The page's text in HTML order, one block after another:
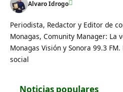
Alvaro Idrogo
Periodista, Redactor y Editor de
Monagas, Comunity Manager: La
Monagas Visión y Sonora 99.3
social
Noticias populares